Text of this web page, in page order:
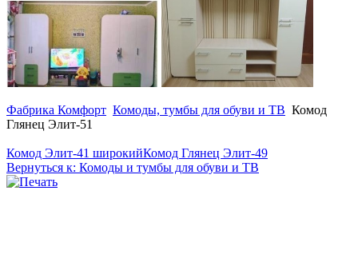
Фабрика Комфорт Комоды, тумбы для обуви и ТВ Комод
Глянец Элит-51
Комод Элит-41 широкийКомод Глянец Элит-49
Вернуться к: Комоды и тумбы для обуви и ТВ